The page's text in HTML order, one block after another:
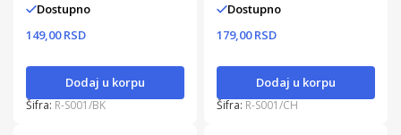
Dostupno
149,00 RSD
Dodaj u korpu
Šifra: R-S001/BK
Dostupno
179,00 RSD
Dodaj u korpu
Šifra: R-S001/CH